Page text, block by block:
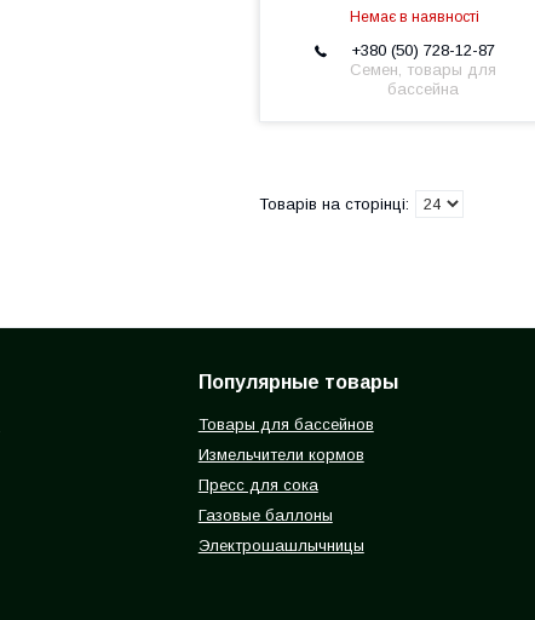
Немає в наявності
+380 (50) 728-12-87
Семен, товары для
бассейна
Популярные товары
Товары для бассейнов
Измельчители кормов
Пресс для сока
Газовые баллоны
Электрошашлычницы